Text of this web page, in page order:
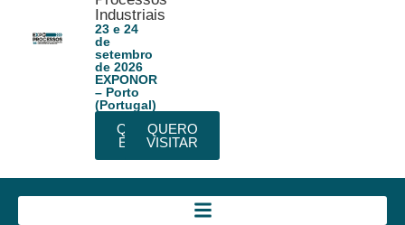
Industriais
23 e 24
de
setembro
de 2026
EXPONOR
– Porto
(Portugal)
QUERO
EXPOR
QUERO
VISITAR